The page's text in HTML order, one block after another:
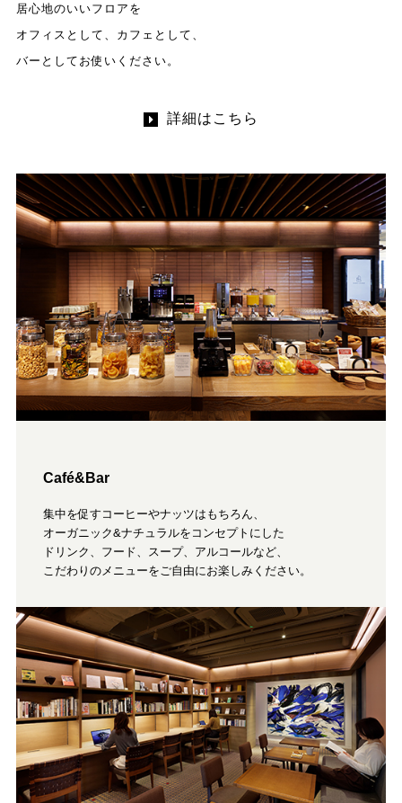
居心地のいいフロアを
オフィスとして、カフェとして、
バーとしてお使いください。
詳細はこちら
Café&Bar
集中を促すコーヒーやナッツはもちろん、
オーガニック&ナチュラルをコンセプトにした
ドリンク、フード、スープ、アルコールなど、
こだわりのメニューをご自由にお楽しみください。